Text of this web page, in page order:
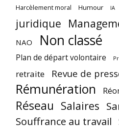
Harcèlement moral Humour IA
juridique
NAO Non classé
Plan de départ volontaire
retraite Revue de
Rémunération
Réseau Salaires
Souffrance au travail